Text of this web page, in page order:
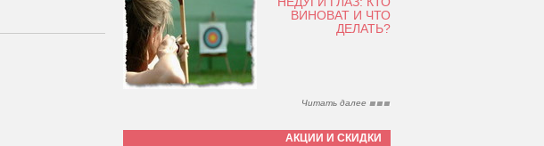
ВИНОВАТ И ЧТО
ДЕЛАТЬ?
Читать далее
АКЦИИ И СКИДКИ